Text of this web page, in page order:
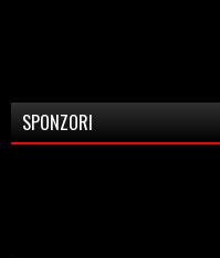
SPONZORI